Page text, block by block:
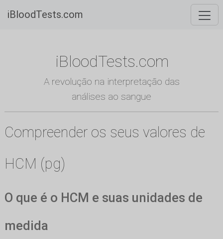
iBloodTests.com
iBloodTests.com
A revolução na interpretação das
análises ao sangue
Compreender os seus valores de
HCM (pg)
O que é o HCM e suas unidades de
medida